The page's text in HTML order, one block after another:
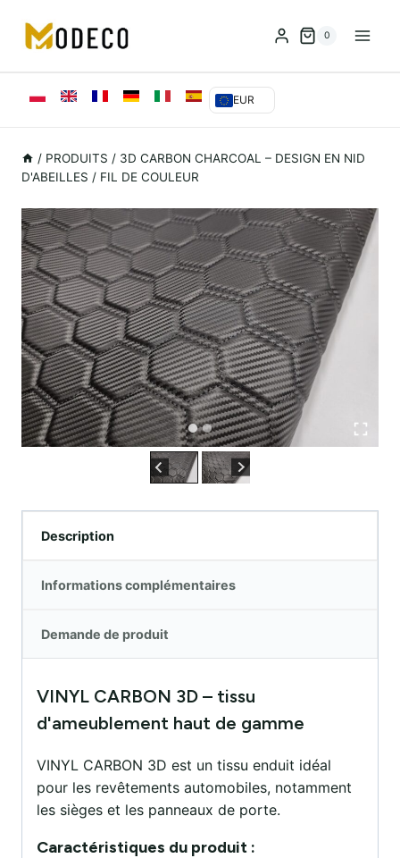
content
0
EUR
/ PRODUITS / 3D CARBON CHARCOAL – DESIGN EN NID
D'ABEILLES / FIL DE COULEUR
Description
Informations complémentaires
Demande de produit
VINYL CARBON 3D – tissu
d'ameublement haut de gamme
VINYL CARBON 3D est un tissu enduit idéal
pour les revêtements automobiles, notamment
les sièges et les panneaux de porte.
Caractéristiques du produit :